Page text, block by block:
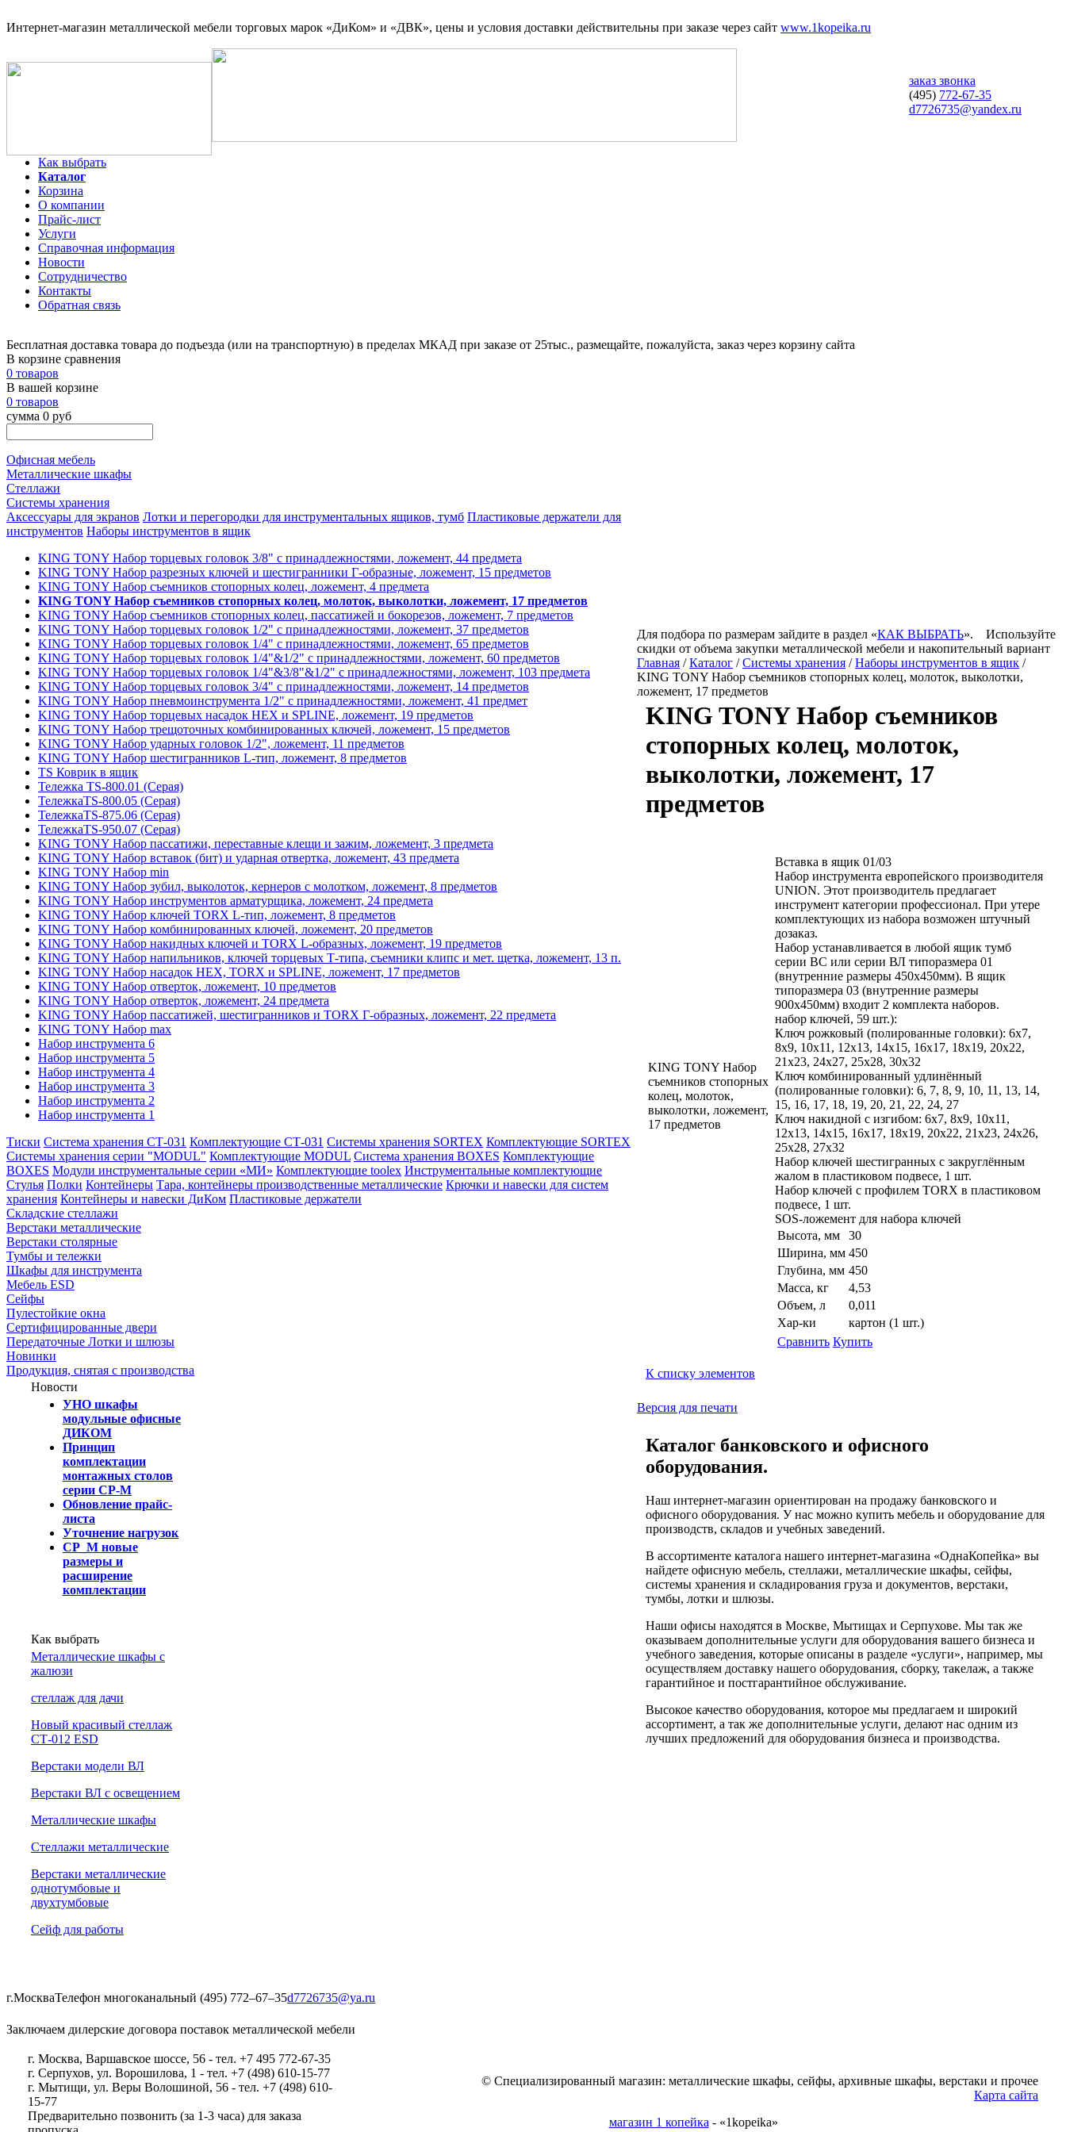
Интернет-магазин металлической мебели торговых марок «ДиКом» и «ДВК», цены и условия доставки действительны при заказе через сайт www.1kopeika.ru
заказ звонка
(495) 772-67-35
d7726735@yandex.ru
Как выбрать
Каталог
Корзина
О компании
Прайс-лист
Услуги
Справочная информация
Новости
Сотрудничество
Контакты
Обратная связь
Бесплатная доставка товара до подъезда (или на транспортную) в пределах МКАД при заказе от 25тыс., размещайте, пожалуйста, заказ через корзину сайта
В корзине сравнения
0 товаров
В вашей корзине
0 товаров
сумма 0 руб
Офисная мебель
Металлические шкафы
Стеллажи
Системы хранения
Аксессуары для экранов Лотки и перегородки для инструментальных ящиков, тумб Пластиковые держатели для
инструментов Наборы инструментов в ящик
KING TONY Набор торцевых головок 3/8" с принадлежностями, ложемент, 44 предмета
KING TONY Набор разрезных ключей и шестигранники Г-образные, ложемент, 15 предметов
KING TONY Набор съемников стопорных колец, ложемент, 4 предмета
KING TONY Набор съемников стопорных колец, молоток, выколотки, ложемент, 17 предметов
KING TONY Набор съемников стопорных колец, пассатижей и бокорезов, ложемент, 7 предметов
KING TONY Набор торцевых головок 1/2" с принадлежностями, ложемент, 37 предметов
KING TONY Набор торцевых головок 1/4" с принадлежностями, ложемент, 65 предметов
KING TONY Набор торцевых головок 1/4"&1/2" с принадлежностями, ложемент, 60 предметов
KING TONY Набор торцевых головок 1/4"&3/8"&1/2" с принадлежностями, ложемент, 103 предмета
KING TONY Набор торцевых головок 3/4" с принадлежностями, ложемент, 14 предметов
KING TONY Набор пневмоинструмента 1/2" с принадлежностями, ложемент, 41 предмет
KING TONY Набор торцевых насадок HEX и SPLINE, ложемент, 19 предметов
KING TONY Набор трещоточных комбинированных ключей, ложемент, 15 предметов
KING TONY Набор ударных головок 1/2", ложемент, 11 предметов
KING TONY Набор шестигранников L-тип, ложемент, 8 предметов
TS Коврик в ящик
Тележка TS-800.01 (Серая)
ТележкаTS-800.05 (Серая)
ТележкаTS-875.06 (Серая)
ТележкаTS-950.07 (Серая)
KING TONY Набор пассатижи, переставные клещи и зажим, ложемент, 3 предмета
KING TONY Набор вставок (бит) и ударная отвертка, ложемент, 43 предмета
KING TONY Набор min
KING TONY Набор зубил, выколоток, кернеров с молотком, ложемент, 8 предметов
KING TONY Набор инструментов арматурщика, ложемент, 24 предмета
KING TONY Набор ключей TORX L-тип, ложемент, 8 предметов
KING TONY Набор комбинированных ключей, ложемент, 20 предметов
KING TONY Набор накидных ключей и TORX L-образных, ложемент, 19 предметов
KING TONY Набор напильников, ключей торцевых Т-типа, съемники клипс и мет. щетка, ложемент, 13 п.
KING TONY Набор насадок HEX, TORX и SPLINE, ложемент, 17 предметов
KING TONY Набор отверток, ложемент, 10 предметов
KING TONY Набор отверток, ложемент, 24 предмета
KING TONY Набор пассатижей, шестигранников и TORX Г-образных, ложемент, 22 предмета
KING TONY Набор max
Набор инструмента 6
Набор инструмента 5
Набор инструмента 4
Набор инструмента 3
Набор инструмента 2
Набор инструмента 1
Тиски Система хранения СТ-031 Комплектующие СТ-031 Системы хранения SORTEX Комплектующие SORTEX
Системы хранения серии "MODUL" Комплектующие MODUL Система хранения BOXES Комплектующие
BOXES Модули инструментальные серии «МИ» Комплектующие toolex Инструментальные комплектующие
Стулья Полки Контейнеры Тара, контейнеры производственные металлические Крючки и навески для систем
хранения Контейнеры и навески ДиКом Пластиковые держатели
Складские стеллажи
Верстаки металлические
Верстаки столярные
Тумбы и тележки
Шкафы для инструмента
Мебель ESD
Сейфы
Пулестойкие окна
Сертифицированные двери
Передаточные Лотки и шлюзы
Новинки
Продукция, снятая с производства
Новости
УНО шкафы
модульные офисные
ДИКОМ
Принцип
комплектации
монтажных столов
серии СР-М
Обновление прайс-
листа
Уточнение нагрузок
СР_М новые
размеры и
расширение
комплектации
Как выбрать
Металлические шкафы с
жалюзи
cтеллаж для дачи
Новый красивый стеллаж
СТ-012 ESD
Верстаки модели ВЛ
Верстаки ВЛ с освещением
Металлические шкафы
Стеллажи металлические
Верстаки металлические
однотумбовые и
двухтумбовые
Сейф для работы
Для подбора по размерам зайдите в раздел «КАК ВЫБРАТЬ».
Используйте
скидки от объема закупки металлической мебели и накопительный вариант
Главная /Каталог /Системы хранения /Наборы инструментов в ящик /
KING TONY Набор съемников стопорных колец, молоток, выколотки,
ложемент, 17 предметов
KING TONY Набор съемников
стопорных колец, молоток,
выколотки, ложемент, 17
предметов
KING TONY Набор
съемников стопорных
колец, молоток,
выколотки, ложемент,
17 предметов
Вставка в ящик 01/03
Набор инструмента европейского производителя
UNION. Этот производитель предлагает
инструмент категории профессионал. При утере
комплектующих из набора возможен штучный
дозаказ.
Набор устанавливается в любой ящик тумб
серии ВС или серии ВЛ типоразмера 01
(внутренние размеры 450х450мм). В ящик
типоразмера 03 (внутренние размеры
900х450мм) входит 2 комплекта наборов.
набор ключей, 59 шт.):
Ключ рожковый (полированные головки): 6x7,
8x9, 10x11, 12x13, 14x15, 16x17, 18x19, 20x22,
21x23, 24x27, 25x28, 30x32
Ключ комбинированный удлинённый
(полированные головки): 6, 7, 8, 9, 10, 11, 13, 14,
15, 16, 17, 18, 19, 20, 21, 22, 24, 27
Ключ накидной с изгибом: 6x7, 8x9, 10x11,
12x13, 14x15, 16x17, 18x19, 20x22, 21x23, 24x26,
25x28, 27x32
Набор ключей шестигранных с закруглённым
жалом в пластиковом подвесе, 1 шт.
Набор ключей с профилем TORX в пластиковом
подвесе, 1 шт.
SOS-ложемент для набора ключей
Высота, мм
30
Ширина, мм 450
Глубина, мм 450
Масса, кг
4,53
Объем, л
0,011
Хар-ки
картон (1 шт.)
Сравнить Купить
К списку элементов
Версия для печати
Каталог банковского и офисного
оборудования.
Наш интернет-магазин ориентирован на продажу банковского и
офисного оборудования. У нас можно купить мебель и оборудование для
производств, складов и учебных заведений.
В ассортименте каталога нашего интернет-магазина «ОднаКопейка» вы
найдете офисную мебель, стеллажи, металлические шкафы, сейфы,
системы хранения и складирования груза и документов, верстаки,
тумбы, лотки и шлюзы.
Наши офисы находятся в Москве, Мытищах и Серпухове. Мы так же
оказываем дополнительные услуги для оборудования вашего бизнеса и
учебного заведения, которые описаны в разделе «услуги», например, мы
осуществляем доставку нашего оборудования, сборку, такелаж, а также
гарантийное и постгарантийное обслуживание.
Высокое качество оборудования, которое мы предлагаем и широкий
ассортимент, а так же дополнительные услуги, делают нас одним из
лучших предложений для оборудования бизнеса и производства.
г.МоскваТелефон многоканальный (495) 772‒67‒35d7726735@ya.ru
Заключаем дилерские договора поставок металлической мебели
г. Москва, Варшавское шоссе, 56 - тел. +7 495 772-67-35
г. Серпухов, ул. Ворошилова, 1 - тел. +7 (498) 610-15-77
г. Мытищи, ул. Веры Волошиной, 56 - тел. +7 (498) 610-
15-77
Предварительно позвонить (за 1-3 часа) для заказа
© Специализированный магазин: металлические шкафы, сейфы, архивные шкафы, верстаки и прочее
Карта сайта
магазин 1 копейка - «1kopeika»